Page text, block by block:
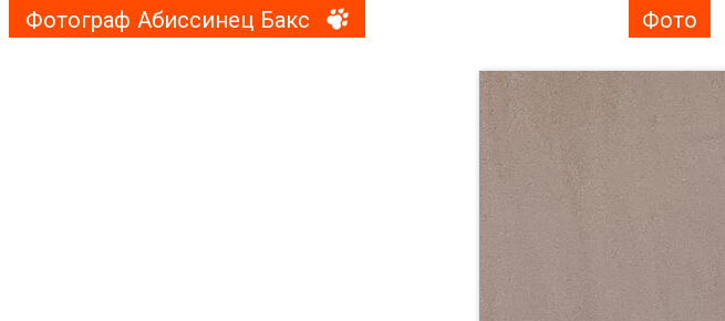
Фотограф Абиссинец Бакс Фото